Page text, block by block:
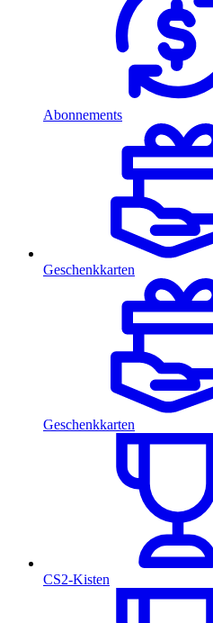
Abonnements
Geschenkkarten
Geschenkkarten
CS2-Kisten